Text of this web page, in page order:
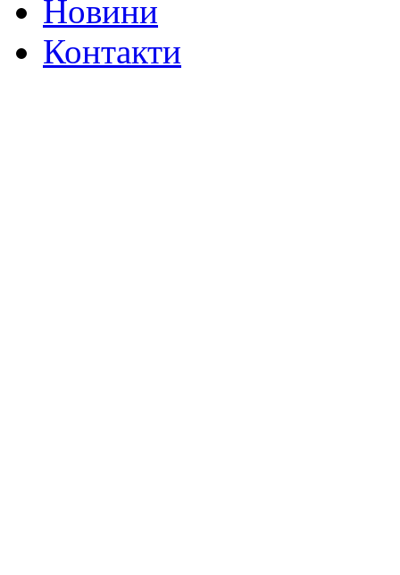
Новини
Контакти